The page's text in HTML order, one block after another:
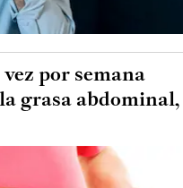
por semana
grasa abdominal,